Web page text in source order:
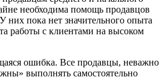
необходима помощь продавцов
них пока нет значительного опыта
работы с клиентами на высоком
ошибка. Все продавцы, неважно
выполнять самостоятельно